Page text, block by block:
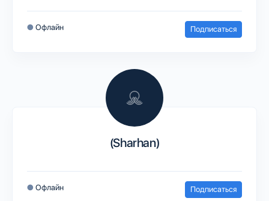
● Офлайн Подписаться
(Sharhan)
● Офлайн Подписаться